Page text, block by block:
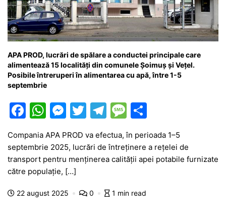
APA PROD, lucrări de spălare a conductei principale care
alimentează 15 localități din comunele Șoimuș și Vețel.
Posibile întreruperi în alimentarea cu apă, între 1-5
septembrie
F
c
e
b
o
W
at
s
A
p
M
s
s
e
n
T
itt
er
T
e
gr
m
M
e
s
s
g
ar
ta
je
Compania APA PROD va efectua, în perioada 1–5
septembrie 2025, lucrări de întreținere a rețelei de
transport pentru menținerea calității apei potabile furnizate
către populație, […]
22 august 2025 0 1 min read